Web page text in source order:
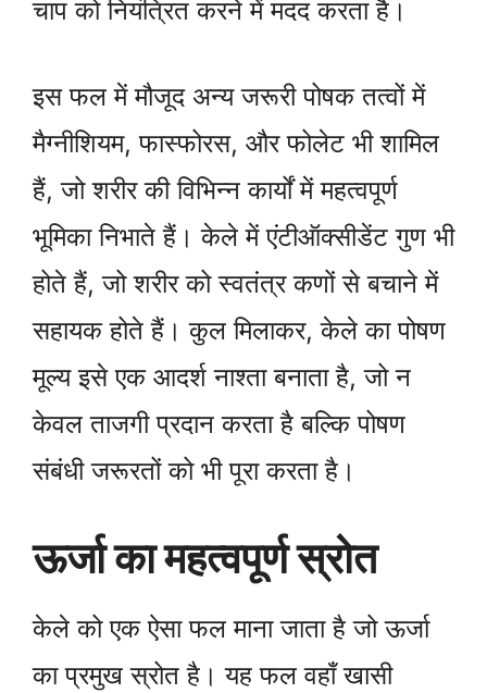
चाप को नियंत्रित करने में मदद करता है।
इस फल में मौजूद अन्य जरूरी पोषक तत्वों में
मैग्नीशियम, फास्फोरस, और फोलेट भी शामिल
हैं, जो शरीर की विभिन्न कार्यों में महत्वपूर्ण
भूमिका निभाते हैं। केले में एंटीऑक्सीडेंट गुण भी
होते हैं, जो शरीर को स्वतंत्र कणों से बचाने में
सहायक होते हैं। कुल मिलाकर, केले का पोषण
मूल्य इसे एक आदर्श नाश्ता बनाता है, जो न
केवल ताजगी प्रदान करता है बल्कि पोषण
संबंधी जरूरतों को भी पूरा करता है।
ऊर्जा का महत्वपूर्ण स्रोत
केले को एक ऐसा फल माना जाता है जो ऊर्जा
का प्रमुख स्रोत है। यह फल वहाँ खासी